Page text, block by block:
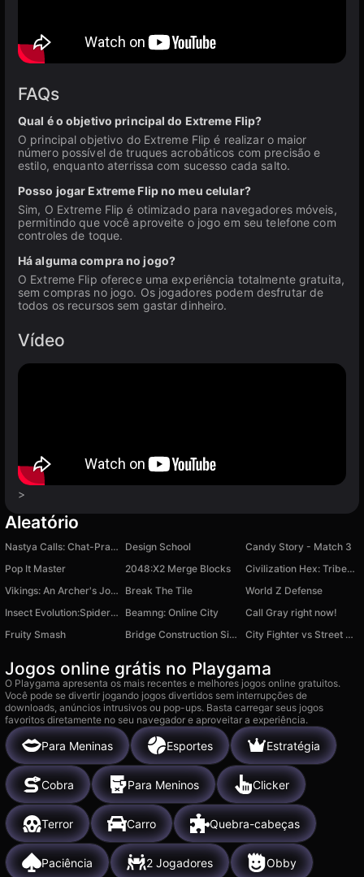
FAQs
Qual é o objetivo principal do Extreme Flip?
O principal objetivo do Extreme Flip é realizar o maior
número possível de truques acrobáticos com precisão e
estilo, enquanto aterrissa com sucesso cada salto.
Posso jogar Extreme Flip no meu celular?
Sim, O Extreme Flip é otimizado para navegadores móveis,
permitindo que você aproveite o jogo em seu telefone com
controles de toque.
Há alguma compra no jogo?
O Extreme Flip oferece uma experiência totalmente gratuita,
sem compras no jogo. Os jogadores podem desfrutar de
todos os recursos sem gastar dinheiro.
Vídeo
>
Aleatório
Nastya Calls: Chat-Prank, Like Stream, Video Call Design School
Candy Story - Match 3
Pop It Master
2048:X2 Merge Blocks
Civilization Hex: Tribes Rise
Vikings: An Archer's Journey
Break The Tile
World Z Defense
Insect Evolution:Spider Run
Beamng: Online City
Call Gray right now!
Fruity Smash
Bridge Construction Simulator City Fighter vs Street Gang
Jogos online grátis no Playgama
O Playgama apresenta os mais recentes e melhores jogos online gratuitos.
Você pode se divertir jogando jogos divertidos sem interrupções de
downloads, anúncios intrusivos ou pop-ups. Basta carregar seus jogos
favoritos diretamente no seu navegador e aproveitar a experiência.
Para Meninas Esportes Estratégia
Cobra Para Meninos Clicker
Terror Carro Quebra-cabeças
Paciência 2 Jogadores Obby